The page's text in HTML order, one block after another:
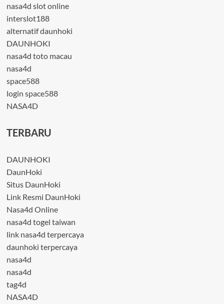
nasa4d slot online
interslot188
alternatif daunhoki
DAUNHOKI
nasa4d toto macau
nasa4d
space588
login space588
NASA4D
TERBARU
DAUNHOKI
DaunHoki
Situs DaunHoki
Link Resmi DaunHoki
Nasa4d Online
nasa4d togel taiwan
link nasa4d terpercaya
daunhoki terpercaya
nasa4d
nasa4d
tag4d
NASA4D